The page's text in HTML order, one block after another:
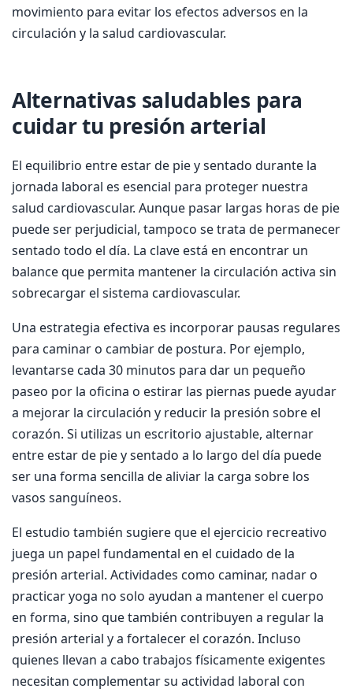
movimiento para evitar los efectos adversos en la
circulación y la salud cardiovascular.
Alternativas saludables para
cuidar tu presión arterial
El equilibrio entre estar de pie y sentado durante la
jornada laboral es esencial para proteger nuestra
salud cardiovascular. Aunque pasar largas horas de pie
puede ser perjudicial, tampoco se trata de permanecer
sentado todo el día. La clave está en encontrar un
balance que permita mantener la circulación activa sin
sobrecargar el sistema cardiovascular.
Una estrategia efectiva es incorporar pausas regulares
para caminar o cambiar de postura. Por ejemplo,
levantarse cada 30 minutos para dar un pequeño
paseo por la oficina o estirar las piernas puede ayudar
a mejorar la circulación y reducir la presión sobre el
corazón. Si utilizas un escritorio ajustable, alternar
entre estar de pie y sentado a lo largo del día puede
ser una forma sencilla de aliviar la carga sobre los
vasos sanguíneos.
El estudio también sugiere que el ejercicio recreativo
juega un papel fundamental en el cuidado de la
presión arterial. Actividades como caminar, nadar o
practicar yoga no solo ayudan a mantener el cuerpo
en forma, sino que también contribuyen a regular la
presión arterial y a fortalecer el corazón. Incluso
quienes llevan a cabo trabajos físicamente exigentes
necesitan complementar su actividad laboral con